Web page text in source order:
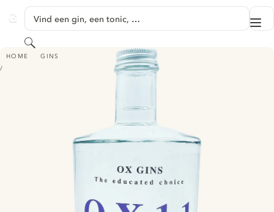
GINVENTORY
Vind een gin, een tonic, …
Zoeken
HOME GINS
OX GINS THE EDUCATED CHOICE - OX 11